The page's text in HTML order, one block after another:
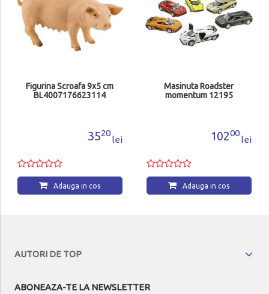
Figurina Scroafa 9x5 cm
BL4007176623114
3520
lei
Adauga in cos
Masinuta Roadster
momentum 12195
10200
lei
Adauga in cos
AUTORI DE TOP
ABONEAZA-TE LA NEWSLETTER